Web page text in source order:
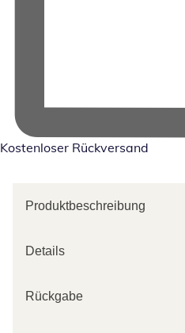
Kostenloser Rückversand
Produktbeschreibung
Details
Rückgabe